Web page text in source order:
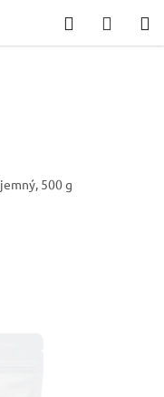
Hledat
KOŠÍK
500 g